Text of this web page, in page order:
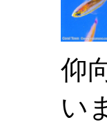
仰
い